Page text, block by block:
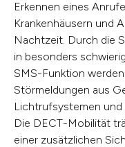
Erkennen eines
Krankenhäusern und
Nachtzeit. Durch die
in besonders
SMS-Funktion
Störmeldungen aus
Lichtrufsystemen und
Die DECT-Mobilität
einer zusätzlichen